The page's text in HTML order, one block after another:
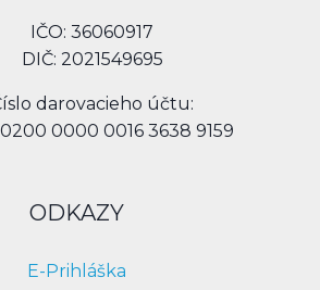
IČO: 36060917
DIČ: 2021549695
darovacieho účtu:
0000 0016 3638 9159
ODKAZY
E-Prihláška